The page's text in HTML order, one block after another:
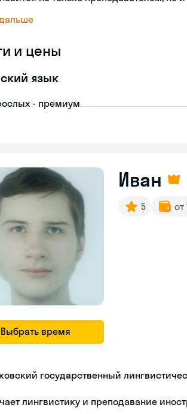
и цены
язык
- премиум
Выбрать время
Иван
5 от
государственный
лингвистику и преподавание